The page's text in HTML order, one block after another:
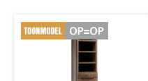
prijs was:
€679,-.